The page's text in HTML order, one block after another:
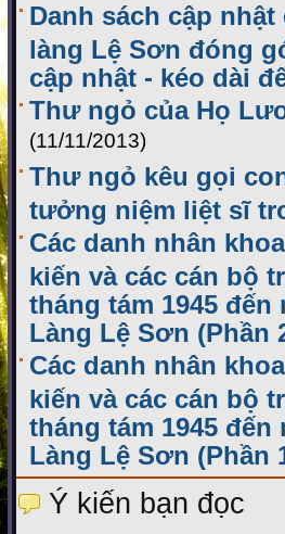
Danh sách cập
làng Lệ Sơn đóng
cập nhật - kéo dài
Thư ngỏ của Họ
(11/11/2013)
Thư ngỏ kêu gọi
tưởng niệm liệt sĩ
Các danh nhân
kiến và các cán bộ
tháng tám 1945
Làng Lệ Sơn (Phần
Các danh nhân
kiến và các cán bộ
tháng tám 1945
Làng Lệ Sơn (Phần
Ý kiến bạn đọc